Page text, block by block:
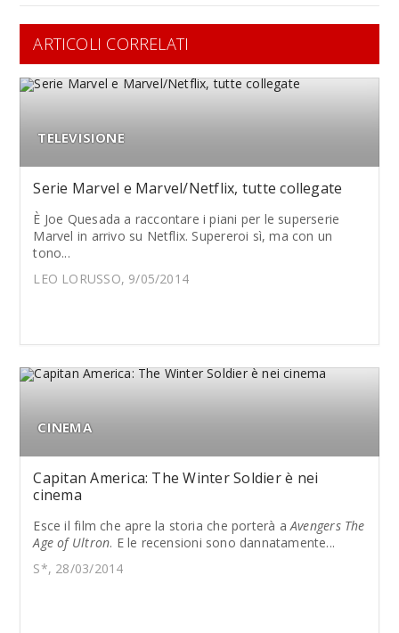
ARTICOLI CORRELATI
TELEVISIONE
Serie Marvel e Marvel/Netflix, tutte collegate
È Joe Quesada a raccontare i piani per le superserie
Marvel in arrivo su Netflix. Supereroi sì, ma con un
tono...
LEO LORUSSO, 9/05/2014
CINEMA
Capitan America: The Winter Soldier è nei
cinema
Esce il film che apre la storia che porterà aAvengers The
Age of Ultron. E le recensioni sono dannatamente...
S*, 28/03/2014